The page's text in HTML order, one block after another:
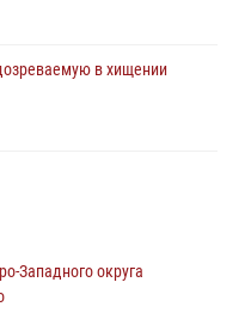
в хищении
ВНЕВЕДОМСТВЕННОЙ
Западного округа